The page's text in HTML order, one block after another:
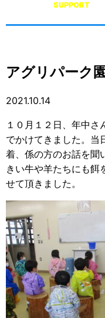
SUPPORT
アグリパーク
2021.10.14
１０月１２日、年中さ
でかけてきました。当
着、係の方のお話を聞
きい牛や羊たちにも餌
せて頂きました。